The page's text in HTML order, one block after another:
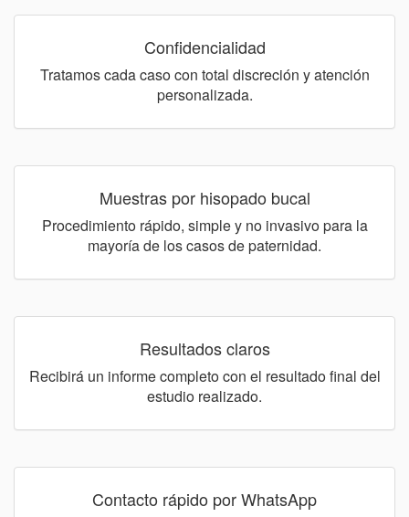
Confidencialidad
Tratamos cada caso con total discreción y atención
personalizada.
Muestras por hisopado bucal
Procedimiento rápido, simple y no invasivo para la
mayoría de los casos de paternidad.
Resultados claros
Recibirá un informe completo con el resultado final del
estudio realizado.
Contacto rápido por WhatsApp